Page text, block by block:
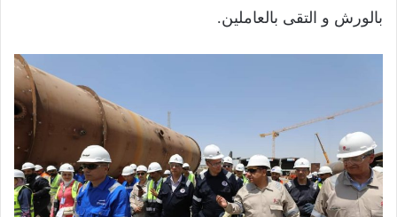
بالورش و التقى بالعاملين.